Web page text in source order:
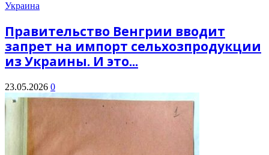
Украина
Правительство Венгрии вводит
запрет на импорт сельхозпродукции
из Украины. И это...
23.05.2026 0